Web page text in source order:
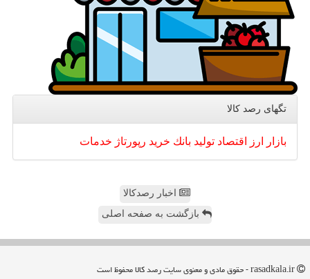
تگهای رصد كالا
بازار ارز اقتصاد تولید بانك خرید رپورتاژ خدمات
اخبار رصدکالا
بازگشت به صفحه اصلی